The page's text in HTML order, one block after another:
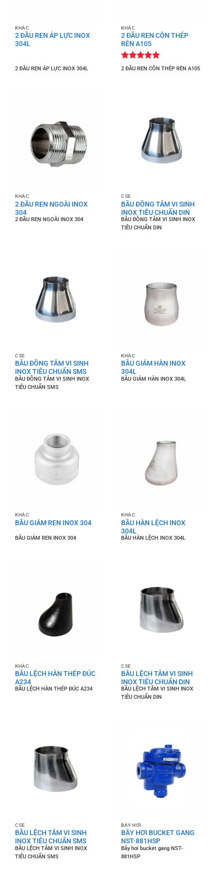
KHÁC
2 ĐẦU REN ÁP LỰC INOX
304L
2 ĐẦU REN ÁP LỰC INOX 304L
KHÁC
2 ĐẦU REN CÔN THÉP
RÈN A105
Được xếp
2 ĐẦU REN CÔN THÉP RÈN A105
KHÁC
2 ĐẦU REN NGOÀI INOX
304
2 ĐẦU REN NGOÀI INOX 304
CSE
BẦU ĐỒNG TÂM VI SINH
INOX TIÊU CHUẨN DIN
BẦU ĐỒNG TÂM VI SINH INOX
TIÊU CHUẨN DIN
CSE
BẦU ĐỒNG TÂM VI SINH
INOX TIÊU CHUẨN SMS
BẦU ĐỒNG TÂM VI SINH INOX
TIÊU CHUẨN SMS
KHÁC
BẦU GIẢM HÀN INOX
304L
BẦU GIẢM HÀN INOX 304L
KHÁC
BẦU GIẢM REN INOX 304
BẦU GIẢM REN INOX 304
KHÁC
BẦU HÀN LỆCH INOX
304L
BẦU HÀN LỆCH INOX 304L
KHÁC
BẦU LỆCH HÀN THÉP ĐÚC
A234
BẦU LỆCH HÀN THÉP ĐÚC A234
CSE
BẦU LỆCH TÂM VI SINH
INOX TIÊU CHUẨN DIN
BẦU LỆCH TÂM VI SINH INOX
TIÊU CHUẨN DIN
CSE
BẦU LỆCH TÂM VI SINH
INOX TIÊU CHUẨN SMS
BẦU LỆCH TÂM VI SINH INOX
TIÊU CHUẨN SMS
BẪY HƠI
BẪY HƠI BUCKET GANG
NST-881HSP
Bẫy hơi bucket gang NST-
881HSP